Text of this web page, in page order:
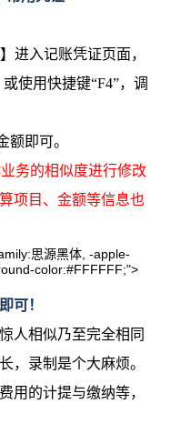
进入记账凭证页面，
使用快捷键“F4”，调
额即可。
务的相似度进行修改
项目、金额等信息也
思源黑体, -apple-
color:#FFFFFF;">
可！
人相似乃至完全相同
，录制是个大麻烦。
用的计提与缴纳等，